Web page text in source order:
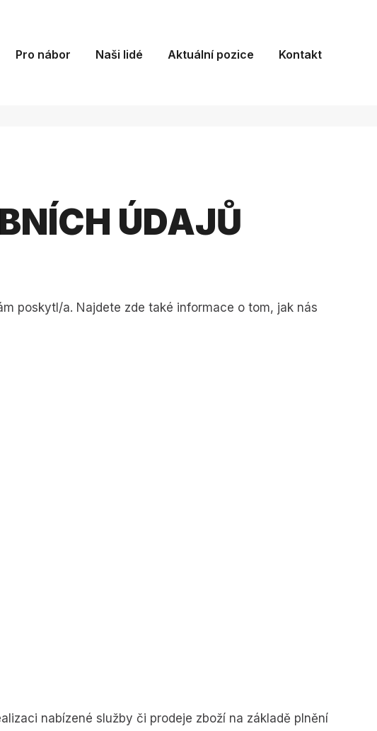
Pro nábor Naši lidé Aktuální pozice Kontakt
ÚDAJŮ
poskytl/a. Najdete zde také informace o tom, jak nás
nabízené služby či prodeje zboží na základě plnění